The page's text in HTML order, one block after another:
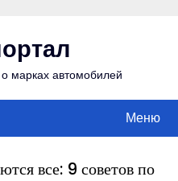
марках автомобилей
Меню
все: 9 советов по